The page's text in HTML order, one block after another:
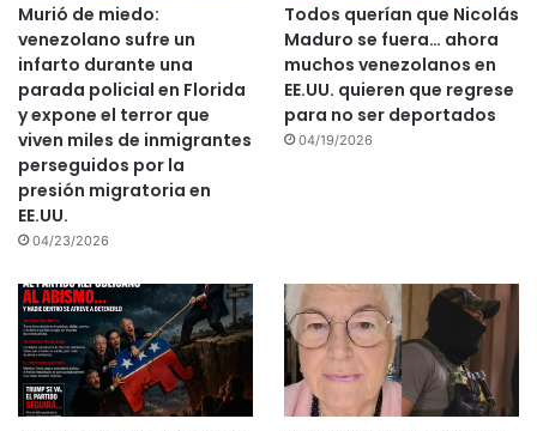
Murió de miedo:
venezolano sufre un
infarto durante una
parada policial en Florida
y expone el terror que
viven miles de inmigrantes
perseguidos por la
presión migratoria en
EE.UU.
04/23/2026
Todos querían que Nicolás
Maduro se fuera… ahora
muchos venezolanos en
EE.UU. quieren que regrese
para no ser deportados
04/19/2026